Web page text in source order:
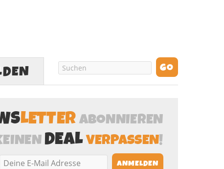
LETTERABONNIEREN
DEALVERPASSEN!